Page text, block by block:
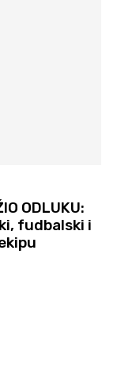
ODLUKU:
fudbalski i